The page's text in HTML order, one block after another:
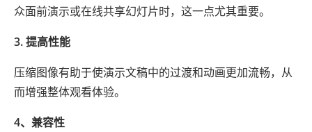
众面前演示或在线共享幻灯片时，这一点尤其重要。
3. 提高性能
压缩图像有助于使演示文稿中的过渡和动画更加流畅，从
而增强整体观看体验。
4、兼容性